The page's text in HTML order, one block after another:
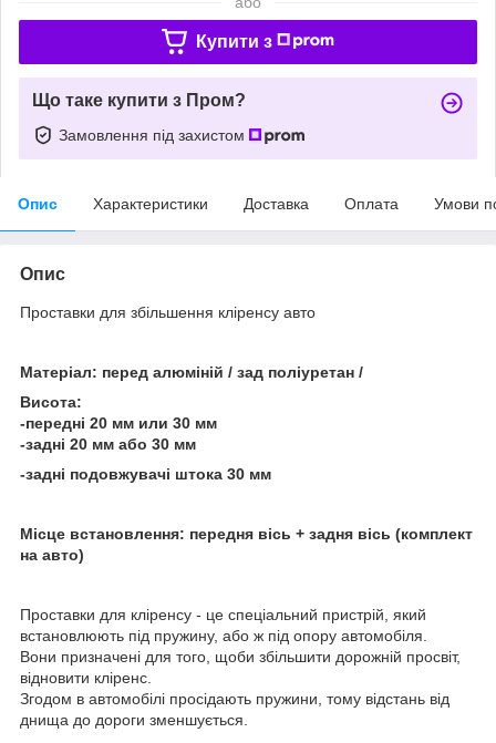
Купити з
Що таке купити з Пром?
Замовлення під захистом
Опис Характеристики Доставка Оплата Умови
Опис
Проставки для збільшення кліренсу авто
Матеріал: перед алюміній / зад поліуретан /
Висота:
-передні 20 мм или 30 мм
-задні 20 мм або 30 мм
-задні подовжувачі штока 30 мм
Місце встановлення: передня вісь + задня вісь (комплект
на авто)
Проставки для кліренсу - це спеціальний пристрій, який
встановлюють під пружину, або ж під опору автомобіля.
Вони призначені для того, щоби збільшити дорожній просвіт,
відновити кліренс.
Згодом в автомобілі просідають пружини, тому відстань від
днища до дороги зменшується.